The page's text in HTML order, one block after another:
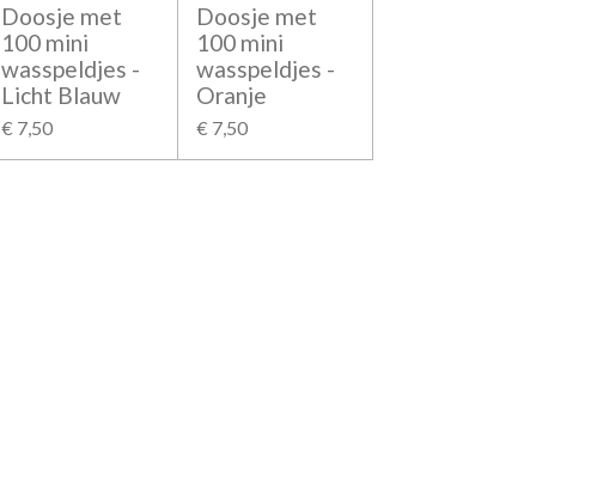
Doosje met
100 mini
wasspeldjes -
Licht Blauw
€ 7,50
Doosje met
100 mini
wasspeldjes -
Oranje
€ 7,50